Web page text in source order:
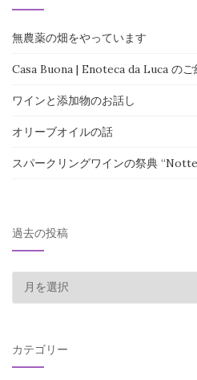
無農薬の畑をやっています
Casa Buona | Enoteca da Luca のご
ワインと添加物のお話し
オリーブオイルの話
スパークリングワインの祭典 “Notte
過去の投稿
去
投
稿
カテゴリー